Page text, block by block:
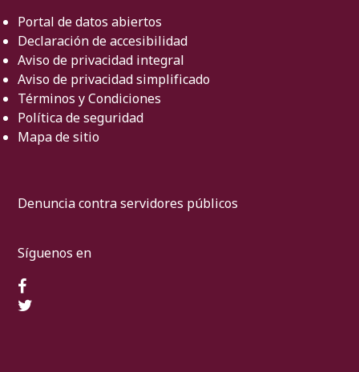
Portal de datos abiertos
Declaración de accesibilidad
Aviso de privacidad integral
Aviso de privacidad simplificado
Términos y Condiciones
Política de seguridad
Mapa de sitio
Denuncia contra servidores públicos
Síguenos en